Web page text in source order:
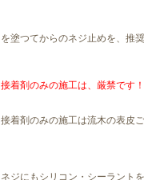
を塗つてからのネジ止めを、推
接着剤のみの施工は、厳禁です
接着剤のみの施工は流木の表皮
ネジにもシリコン・シーラント